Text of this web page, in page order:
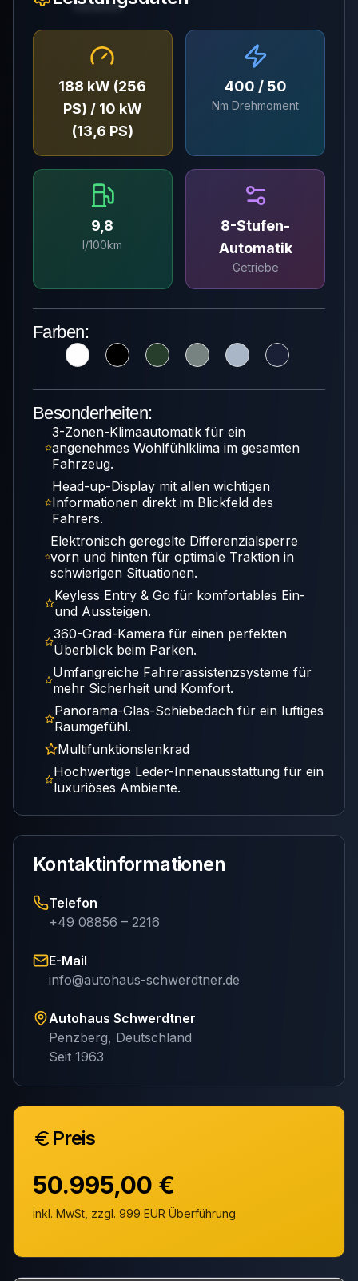
Garantie
188 kW (256
PS) / 10 kW
(13,6 PS)
400 / 50
Nm Drehmoment
9,8
l/100km
8-Stufen-
Automatik
Getriebe
Farben:
Besonderheiten:
3-Zonen-Klimaautomatik für ein
angenehmes Wohlfühlklima im gesamten
Fahrzeug.
Head-up-Display mit allen wichtigen
Informationen direkt im Blickfeld des
Fahrers.
Elektronisch geregelte Differenzialsperre
vorn und hinten für optimale Traktion in
schwierigen Situationen.
Keyless Entry & Go für komfortables Ein-
und Aussteigen.
360-Grad-Kamera für einen perfekten
Überblick beim Parken.
Umfangreiche Fahrerassistenzsysteme für
mehr Sicherheit und Komfort.
Panorama-Glas-Schiebedach für ein luftiges
Raumgefühl.
Multifunktionslenkrad
Hochwertige Leder-Innenausstattung für ein
luxuriöses Ambiente.
Kontaktinformationen
Telefon
+49 08856 – 2216
E-Mail
info@autohaus-schwerdtner.de
Autohaus Schwerdtner
Penzberg, Deutschland
Seit 1963
Preis
50.995,00 €
inkl. MwSt, zzgl. 999 EUR Überführung